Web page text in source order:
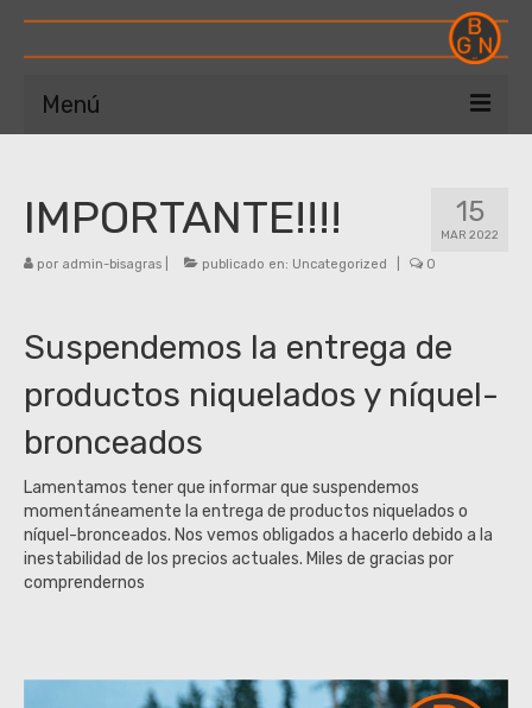
Menú
Catálogo
Contacto
15
MAR 2022
IMPORTANTE!!!!
por admin-bisagras publicado en: Uncategorized 0
Suspendemos la entrega de
productos niquelados y níquel-
bronceados
Lamentamos tener que informar que suspendemos
momentáneamente la entrega de productos niquelados o
níquel-bronceados. Nos vemos obligados a hacerlo debido a la
inestabilidad de los precios actuales. Miles de gracias por
comprendernos